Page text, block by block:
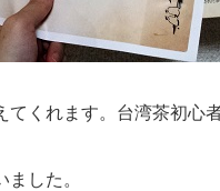
くれます。台湾茶初心
した。